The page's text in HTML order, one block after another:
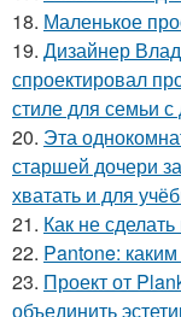
18. Маленькое
19. Дизайнер
спроектировал
стиле для семьи
20. Эта
старшей дочери
хватать и для
21. Как не
22. Pantone:
23. Проект от
объединить